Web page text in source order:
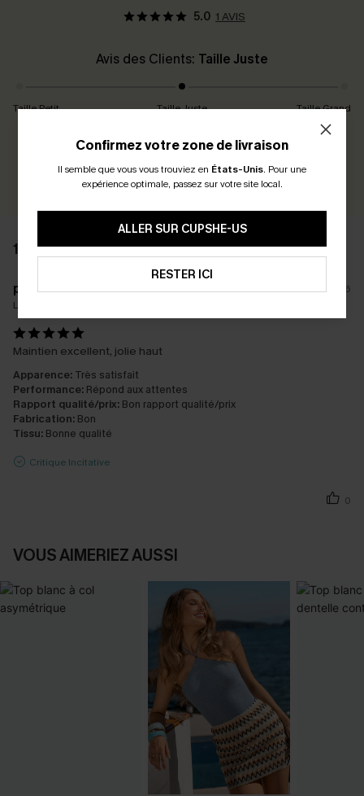
5.0 1 AVIS
Avis des Clients: Taille Juste
Taille Petit Taille Juste Taille Grand
Gagnez 30+ points pour chaque avis que vous laissez !
ÉCRIRE UN AVIS
1 AVIS
p****
24/06/2026
La taille achetée:
Maintien excellent, jolie haut
Apparence: Très satisfait
Performance: Répond aux attentes
Rapport qualité/prix: Bon rapport qualité/prix
Fabrication: Bon
Tissu: Bonne qualité
Critique Incitative
0
VOUS AIMERIEZ AUSSI
Confirmez votre zone de livraison
Il semble que vous vous trouviez en États-Unis. Pour une
expérience optimale, passez sur votre site local.
ALLER SUR CUPSHE-US
RESTER ICI